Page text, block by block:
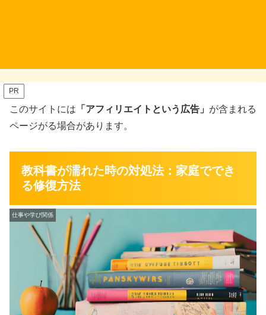
PR
このサイトには 「アフィリエイトという広告」 が含まれる
ページがる場合があります。
教科書が濡れた時の対処法：家庭ででき
る修復方法
仕事や学び関係